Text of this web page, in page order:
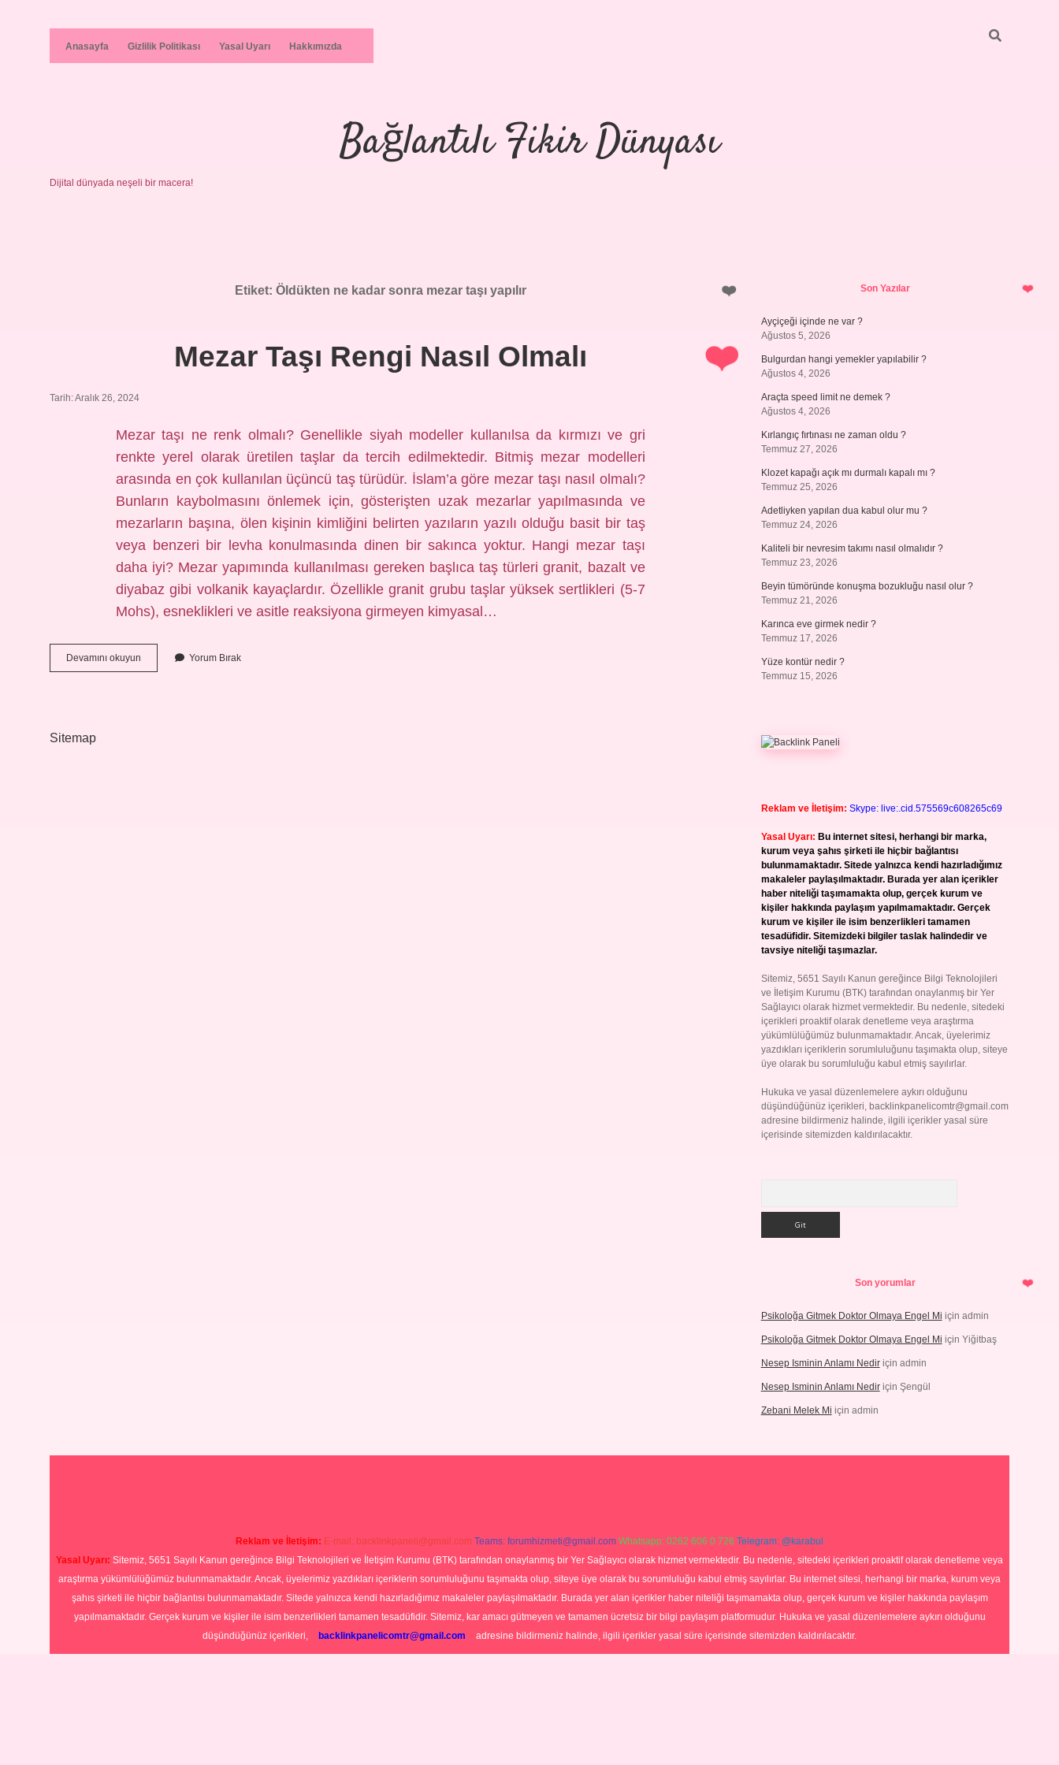
Anasayfa Gizlilik Politikası Yasal Uyarı Hakkımızda
Bağlantılı Fikir Dünyası
Dijital dünyada neşeli bir macera!
Etiket: Öldükten ne kadar sonra mezar taşı yapılır
Mezar Taşı Rengi Nasıl Olmalı
Tarih: Aralık 26, 2024
Mezar taşı ne renk olmalı? Genellikle siyah modeller kullanılsa da kırmızı ve gri
renkte yerel olarak üretilen taşlar da tercih edilmektedir. Bitmiş mezar modelleri
arasında en çok kullanılan üçüncü taş türüdür. İslam’a göre mezar taşı nasıl olmalı?
Bunların kaybolmasını önlemek için, gösterişten uzak mezarlar yapılmasında ve
mezarların başına, ölen kişinin kimliğini belirten yazıların yazılı olduğu basit bir taş
veya benzeri bir levha konulmasında dinen bir sakınca yoktur. Hangi mezar taşı
daha iyi? Mezar yapımında kullanılması gereken başlıca taş türleri granit, bazalt ve
diyabaz gibi volkanik kayaçlardır. Özellikle granit grubu taşlar yüksek sertlikleri (5-7
Mohs), esneklikleri ve asitle reaksiyona girmeyen kimyasal…
Devamını okuyun
Taşı
Yorum Bırak
Sitemap
SidebarSon Yazılar
Ayçiçeği içinde ne var ?
Ağustos 5, 2026
Bulgurdan hangi yemekler yapılabilir ?
Ağustos 4, 2026
Araçta speed limit ne demek ?
Ağustos 4, 2026
Kırlangıç fırtınası ne zaman oldu ?
Temmuz 27, 2026
Klozet kapağı açık mı durmalı kapalı mı ?
Temmuz 25, 2026
Adetliyken yapılan dua kabul olur mu ?
Temmuz 24, 2026
Kaliteli bir nevresim takımı nasıl olmalıdır ?
Temmuz 23, 2026
Beyin tümöründe konuşma bozukluğu nasıl olur ?
Temmuz 21, 2026
Karınca eve girmek nedir ?
Temmuz 17, 2026
Yüze kontür nedir ?
Temmuz 15, 2026
Reklam ve İletişim: Skype: live:.cid.575569c608265c69
Yasal Uyarı: Bu internet sitesi, herhangi bir marka,
kurum veya şahıs şirketi ile hiçbir bağlantısı
bulunmamaktadır. Sitede yalnızca kendi hazırladığımız
makaleler paylaşılmaktadır. Burada yer alan içerikler
haber niteliği taşımamakta olup, gerçek kurum ve
kişiler hakkında paylaşım yapılmamaktadır. Gerçek
kurum ve kişiler ile isim benzerlikleri tamamen
tesadüfidir. Sitemizdeki bilgiler taslak halindedir ve
tavsiye niteliği taşımazlar.
Sitemiz, 5651 Sayılı Kanun gereğince Bilgi Teknolojileri
ve İletişim Kurumu (BTK) tarafından onaylanmış bir Yer
Sağlayıcı olarak hizmet vermektedir. Bu nedenle, sitedeki
içerikleri proaktif olarak denetleme veya araştırma
yükümlülüğümüz bulunmamaktadır. Ancak, üyelerimiz
yazdıkları içeriklerin sorumluluğunu taşımakta olup, siteye
üye olarak bu sorumluluğu kabul etmiş sayılırlar.
Hukuka ve yasal düzenlemelere aykırı olduğunu
düşündüğünüz içerikleri, backlinkpanelicomtr@gmail.com
adresine bildirmeniz halinde, ilgili içerikler yasal süre
içerisinde sitemizden kaldırılacaktır.
Son yorumlar
Psikoloğa Gitmek Doktor Olmaya Engel Mi için admin
Psikoloğa Gitmek Doktor Olmaya Engel Mi için Yiğitbaş
Nesep Isminin Anlamı Nediriçin admin
Nesep Isminin Anlamı Nediriçin Şengül
Zebani Melek Mi için admin
Reklam ve İletişim: E-mail: backlinkpaneli@gmail.com Teams: forumhizmeti@gmail.com Whatsapp: 0262 606 0 726 Telegram: @karabul
Yasal Uyarı: Sitemiz, 5651 Sayılı Kanun gereğince Bilgi Teknolojileri ve İletişim Kurumu (BTK) tarafından onaylanmış bir Yer Sağlayıcı olarak hizmet vermektedir. Bu nedenle, sitedeki içerikleri proaktif olarak denetleme veya
araştırma yükümlülüğümüz bulunmamaktadır. Ancak, üyelerimiz yazdıkları içeriklerin sorumluluğunu taşımakta olup, siteye üye olarak bu sorumluluğu kabul etmiş sayılırlar. Bu internet sitesi, herhangi bir marka, kurum veya
şahıs şirketi ile hiçbir bağlantısı bulunmamaktadır. Sitede yalnızca kendi hazırladığımız makaleler paylaşılmaktadır. Burada yer alan içerikler haber niteliği taşımamakta olup, gerçek kurum ve kişiler hakkında paylaşım
yapılmamaktadır. Gerçek kurum ve kişiler ile isim benzerlikleri tamamen tesadüfidir. Sitemiz, kar amacı gütmeyen ve tamamen ücretsiz bir bilgi paylaşım platformudur. Hukuka ve yasal düzenlemelere aykırı olduğunu
düşündüğünüz içerikleri,
backlinkpanelicomtr@gmail.com adresine bildirmeniz halinde, ilgili içerikler yasal süre içerisinde sitemizden kaldırılacaktır.